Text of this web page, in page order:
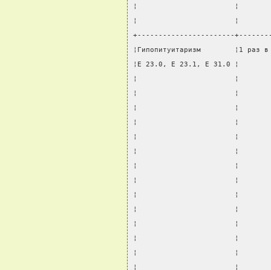
¦                       ¦
¦                       ¦
+-----------------------
¦Гипопитуитаризм        ¦1 раз
¦E 23.0, E 23.1, E 31.0 ¦
¦                       ¦
¦                       ¦
¦                       ¦
¦                       ¦
¦                       ¦
¦                       ¦
¦                       ¦
¦                       ¦
¦                       ¦
¦                       ¦
¦                       ¦
¦                       ¦
¦                       ¦
¦                       ¦